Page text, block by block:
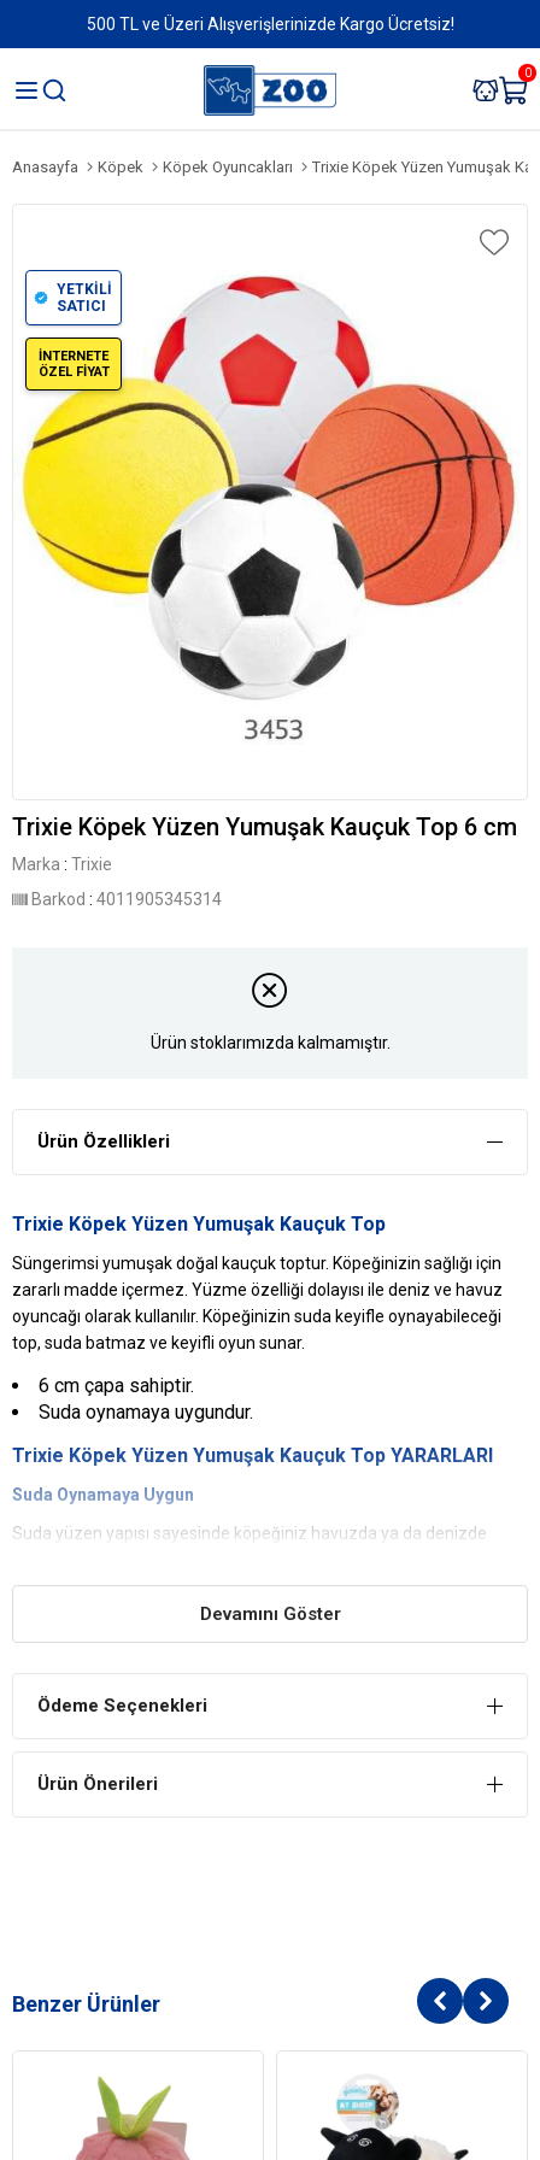
500 TL ve Üzeri Alışverişlerinizde Kargo Ücretsiz!
0
Anasayfa Köpek Köpek Oyuncakları Trixie Köpek Yüzen Yumuşak
YETKİLİ
SATICI
İNTERNETE
ÖZEL FİYAT
Trixie Köpek Yüzen Yumuşak Kauçuk Top 6 cm
Marka : Trixie
Barkod : 4011905345314
Ürün stoklarımızda kalmamıştır.
Ürün Özellikleri
Trixie Köpek Yüzen Yumuşak Kauçuk Top
Süngerimsi yumuşak doğal kauçuk toptur. Köpeğinizin sağlığı için
zararlı madde içermez. Yüzme özelliği dolayısı ile deniz ve havuz
oyuncağı olarak kullanılır. Köpeğinizin suda keyifle oynayabileceği
top, suda batmaz ve keyifli oyun sunar.
6 cm çapa sahiptir.
Suda oynamaya uygundur.
Trixie Köpek Yüzen Yumuşak Kauçuk Top YARARLARI
Suda Oynamaya Uygun
Suda yüzen yapısı sayesinde köpeğiniz havuzda ya da denizde
Köpeğinizin keyifli şekilde farklı oyunları oynamasına imkan tanıyan
Devamını Göster
Ödeme Seçenekleri
Ürün Önerileri
Benzer Ürünler